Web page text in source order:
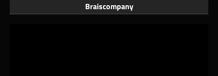
Braiscompany